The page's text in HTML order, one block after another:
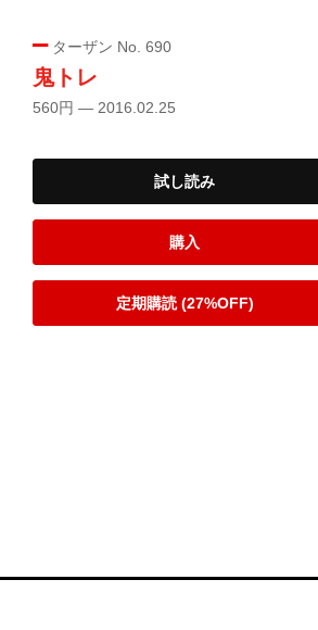
ターザン No. 690
鬼トレ
560円 — 2016.02.25
試し読み
購入
定期購読 (27%OFF)